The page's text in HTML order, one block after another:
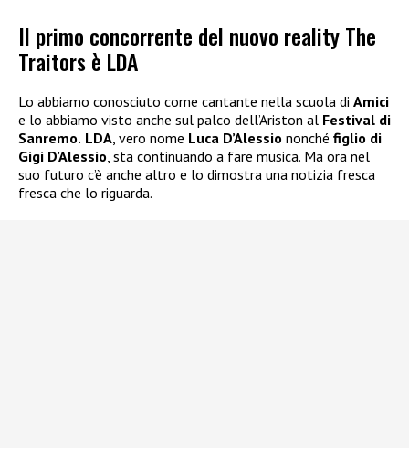
Il primo concorrente del nuovo reality The
Traitors è LDA
Lo abbiamo conosciuto come cantante nella scuola di Amici
e lo abbiamo visto anche sul palco dell’Ariston al Festival di
Sanremo. LDA, vero nome Luca D’Alessio nonché figlio di
Gigi D’Alessio, sta continuando a fare musica. Ma ora nel
suo futuro c’è anche altro e lo dimostra una notizia fresca
fresca che lo riguarda.